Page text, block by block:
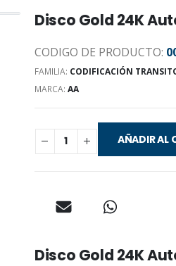
Disco Gold 24K
CODIGO DE PRODUCTO:
FAMILIA: CODIFICACIÓN
MARCA: AA
AÑADIR AL
Disco Gold 24K